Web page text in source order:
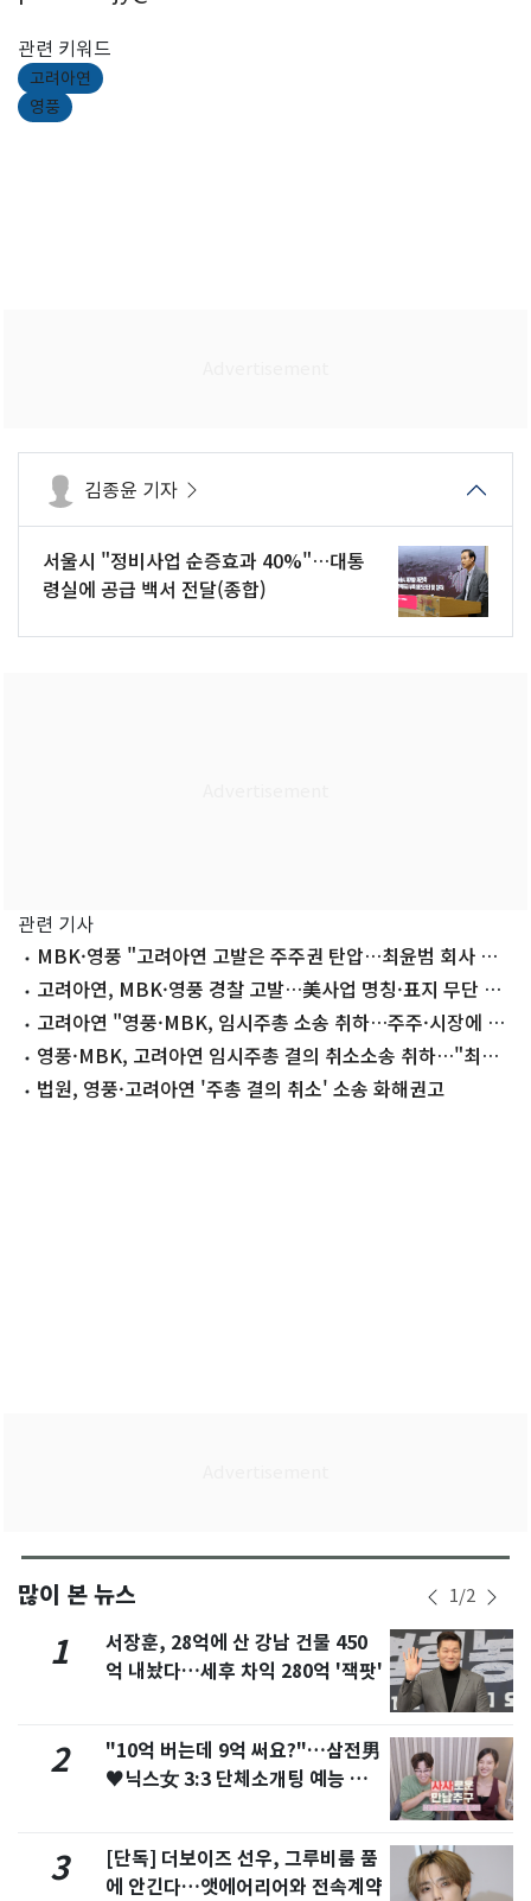
관련 키워드
고려아연
영풍
김종윤 기자
서울시 "정비사업 순증효과 40%"…대통
령실에 공급 백서 전달(종합)
관련 기사
MBK·영풍 "고려아연 고발은 주주권 탄압…최윤범 회사 사
유화 중단해야"
고려아연, MBK·영풍 경찰 고발…美사업 명칭·표지 무단 사
용 혐의
고려아연 "영풍·MBK, 임시주총 소송 취하…주주·시장에 사
과해야"
영풍·MBK, 고려아연 임시주총 결의 취소소송 취하…"최윤
범 추궁은 계속"
법원, 영풍·고려아연 '주총 결의 취소' 소송 화해권고
많이 본 뉴스 1/2
1
서장훈, 28억에 산 강남 건물 450
억 내놨다…세후 차익 280억 '잭팟'
2
"10억 버는데 9억 써요?"…삼전男
♥닉스女 3:3 단체소개팅 예능 화
3
[단독] 더보이즈 선우, 그루비룸 품
에 안긴다…앳에어리어와 전속계약